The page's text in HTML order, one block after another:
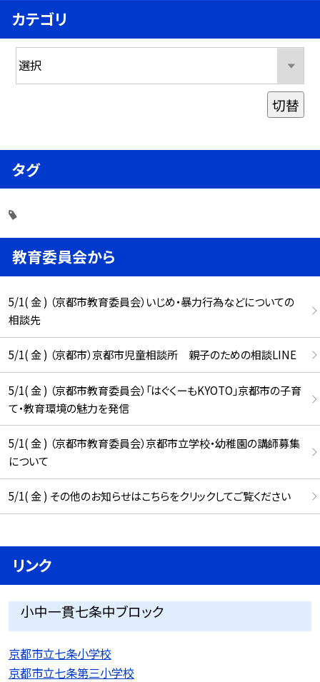
カテゴリ
切替
タグ
教育委員会から
5/1( 金 ) （京都市教育委員会）いじめ・暴力行為などについての
相談先
5/1( 金 ) （京都市）京都市児童相談所 親子のための相談LINE
5/1( 金 ) （京都市教育委員会）「はぐくーもKYOTO」京都市の子育
て・教育環境の魅力を発信
5/1( 金 ) （京都市教育委員会）京都市立学校・幼稚園の講師募集
について
5/1( 金 ) その他のお知らせはこちらをクリックしてご覧ください
リンク
小中一貫七条中ブロック
京都市立七条小学校
京都市立七条第三小学校